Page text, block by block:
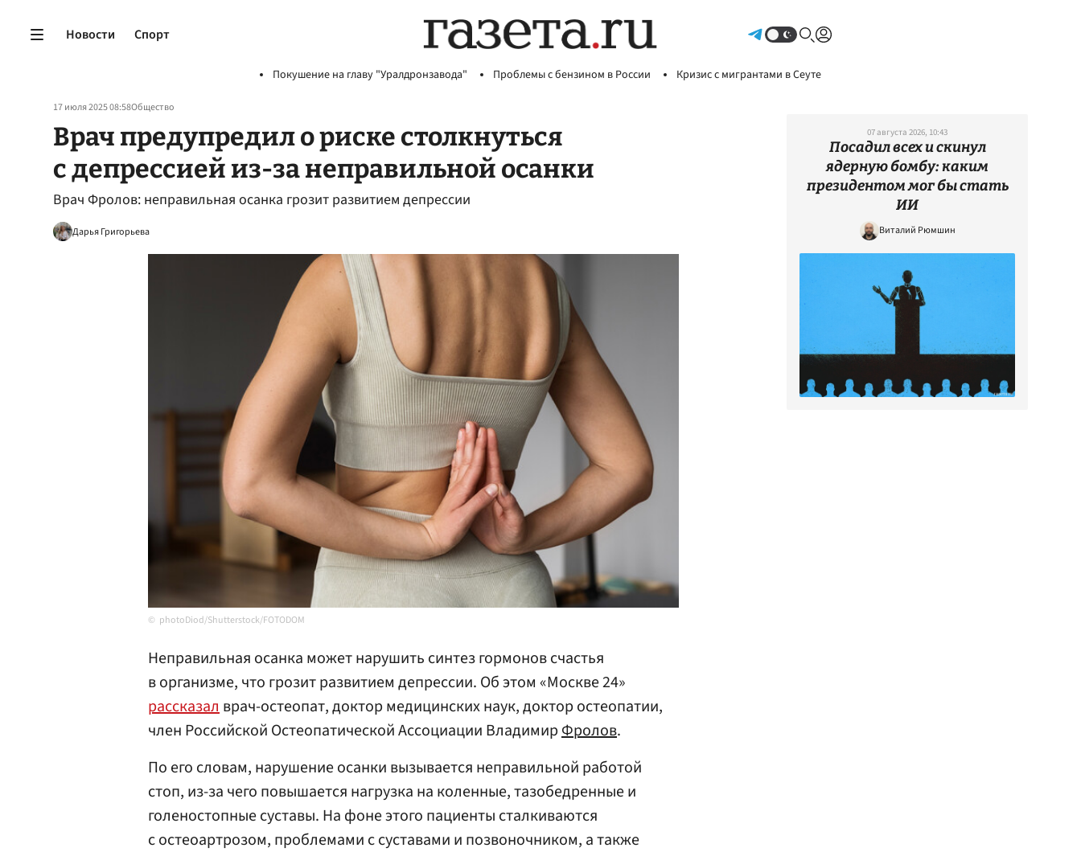
Новости Спорт
Покушение на главу "Уралдронзавода" Проблемы с бензином в России Кризис с мигрантами в Сеуте
17 июля 2025 08:58Общество
Врач предупредил о риске столкнуться
с депрессией из-за неправильной осанки
Врач Фролов: неправильная осанка грозит развитием депрессии
Дарья Григорьева
photoDiod/Shutterstock/FOTODOM
Неправильная осанка может нарушить синтез гормонов счастья
в организме, что грозит развитием депрессии. Об этом «Москве 24»
рассказалврач-остеопат, доктор медицинских наук, доктор остеопатии,
член Российской Остеопатической Ассоциации ВладимирФролов.
По его словам, нарушение осанки вызывается неправильной работой
стоп, из-за чего повышается нагрузка на коленные, тазобедренные и
голеностопные суставы. На фоне этого пациенты сталкиваются
с остеоартрозом, проблемами с суставами и позвоночником, а также
07 августа 2026, 10:43
Посадил всех и скинул
ядерную бомбу: каким
президентом мог бы стать
ИИ
Виталий Рюмшин